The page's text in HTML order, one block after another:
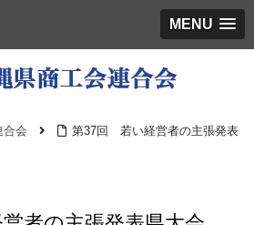
MENU
合会
第37回 若い経営者の主張発表